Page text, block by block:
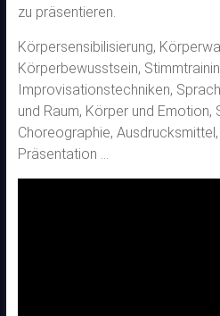
zu präsentieren.
Körpersensibilisierung,
Körperbewusstsein,
Improvisationstechniken,
und Raum, Körper und Emotion,
Choreographie,
Präsentation …